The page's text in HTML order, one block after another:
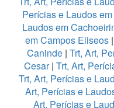
Perícias e Laudos
Laudos em
em Campos Eliseos |
Caninde | Trt, Art,
Cesar| Trt, Art,
Trt, Art, Perícias e
Art, Perícias e
Art, Perícias e